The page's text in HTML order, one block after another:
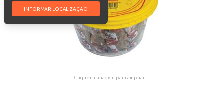
INFORMAR LOCALIZAÇÃO
Clique na imagem para ampliar.